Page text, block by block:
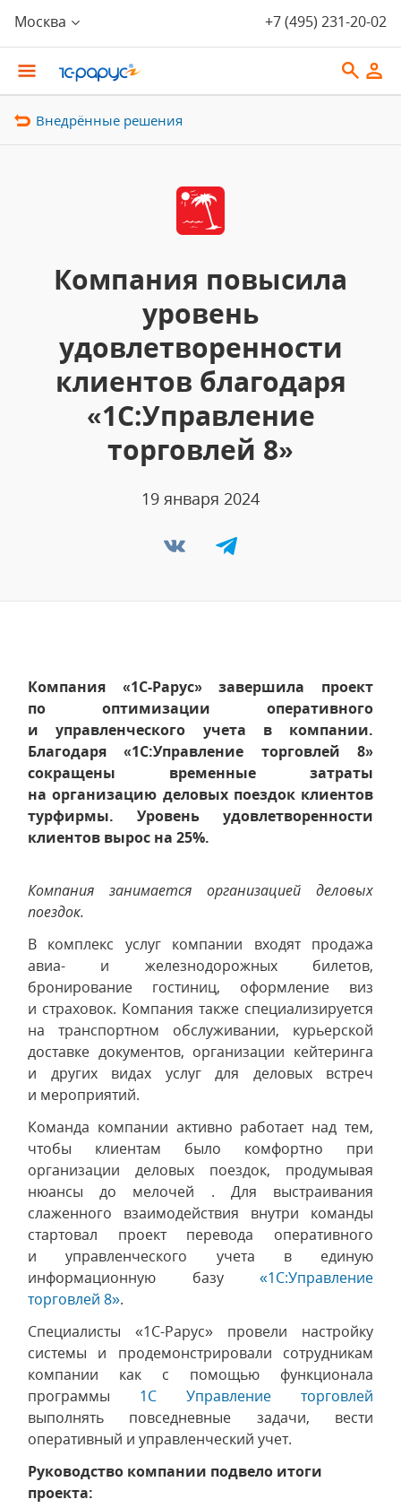
Москва +7 (495) 231-20-02
Внедрённые решения
Компания повысила
уровень
удовлетворенности
клиентов благодаря
«1С:Управление
торговлей 8»
19 января 2024
Компания «1С-Рарус» завершила проект
по оптимизации оперативного
и управленческого учета в компании.
Благодаря «1С:Управление торговлей 8»
сокращены временные затраты
на организацию деловых поездок клиентов
турфирмы. Уровень удовлетворенности
клиентов вырос на 25%.
Компания занимается организацией деловых
поездок.
В комплекс услуг компании входят продажа
авиа- и железнодорожных билетов,
бронирование гостиниц, оформление виз
и страховок. Компания также специализируется
на транспортном обслуживании, курьерской
доставке документов, организации кейтеринга
и других видах услуг для деловых встреч
и мероприятий.
Команда компании активно работает над тем,
чтобы клиентам было комфортно при
организации деловых поездок, продумывая
нюансы до мелочей . Для выстраивания
слаженного взаимодействия внутри команды
стартовал проект перевода оперативного
и управленческого учета в единую
информационную базу «1С:Управление
торговлей 8».
Специалисты «1С-Рарус» провели настройку
системы и продемонстрировали сотрудникам
компании как с помощью функционала
программы 1C Управление торговлей
выполнять повседневные задачи, вести
оперативный и управленческий учет.
Руководство компании подвело итоги
проекта: